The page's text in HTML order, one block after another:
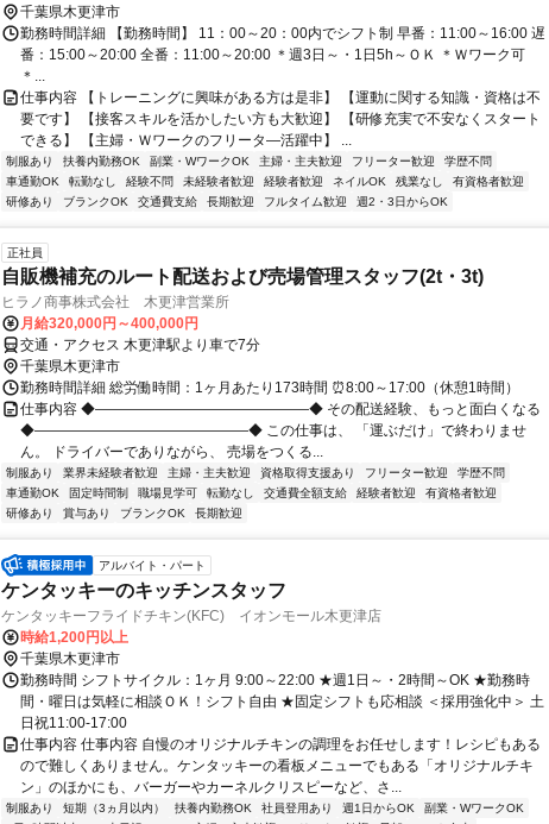
千葉県木更津市
勤務時間詳細 【勤務時間】 11：00～20：00内でシフト制 早番：11:00～16:00 遅
番：15:00～20:00 全番：11:00～20:00 ＊週3日～・1日5h～ＯＫ ＊Ｗワーク可
＊...
仕事内容 【トレーニングに興味がある方は是非】 【運動に関する知識・資格は不
要です】 【接客スキルを活かしたい方も大歓迎】 【研修充実で不安なくスタート
できる】 【主婦・Ｗワークのフリータ―活躍中】 ...
制服あり 扶養内勤務OK 副業・WワークOK 主婦・主夫歓迎 フリーター歓迎
学歴不問
車通勤OK
転勤なし 経験不問 未経験者歓迎 経験者歓迎 ネイルOK 残業なし
有資格者歓迎
研修あり
ブランクOK 交通費支給 長期歓迎 フルタイム歓迎 週2・3日からOK
正社員
自販機補充のルート配送および売場管理スタッフ(2t・3t)
ヒラノ商事株式会社 木更津営業所
月給320,000円～400,000円
交通・アクセス 木更津駅より車で7分
千葉県木更津市
勤務時間詳細 総労働時間：1ヶ月あたり173時間 ⏰8:00～17:00（休憩1時間）
仕事内容 ◆―――――――――――――――◆ その配送経験、もっと面白くなる
◆―――――――――――――――◆ この仕事は、 「運ぶだけ」で終わりませ
ん。 ドライバーでありながら、 売場をつくる...
制服あり 業界未経験者歓迎 主婦・主夫歓迎 資格取得支援あり フリーター歓迎
学歴不問
車通勤OK
固定時間制 職場見学可 転勤なし 交通費全額支給 経験者歓迎
有資格者歓迎
研修あり
賞与あり ブランクOK 長期歓迎
アルバイト・パート
ケンタッキーのキッチンスタッフ
ケンタッキーフライドチキン(KFC) イオンモール木更津店
時給1,200円以上
千葉県木更津市
勤務時間 シフトサイクル：1ヶ月 9:00～22:00 ★週1日～・2時間～OK ★勤務時
間・曜日は気軽に相談ＯＫ！シフト自由 ★固定シフトも応相談 ＜採用強化中＞ 土
日祝11:00-17:00
仕事内容 仕事内容 自慢のオリジナルチキンの調理をお任せします！レシピもある
ので難しくありません。ケンタッキーの看板メニューでもある「オリジナルチキ
ン」のほかにも、バーガーやカーネルクリスピーなど、さ...
制服あり 短期（3ヵ月以内） 扶養内勤務OK 社員登用あり 週1日からOK
副業・WワークOK